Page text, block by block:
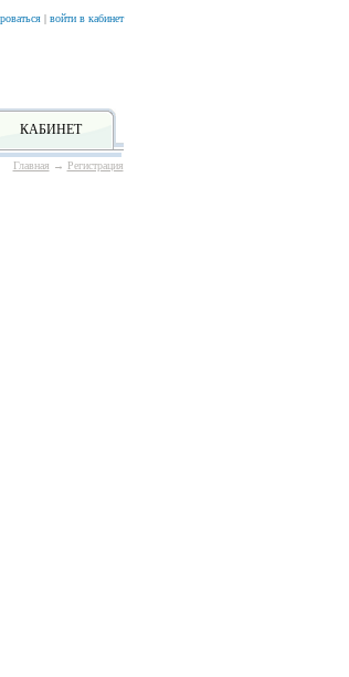
| войти в кабинет
КАБИНЕТ
Главная → Регистрация